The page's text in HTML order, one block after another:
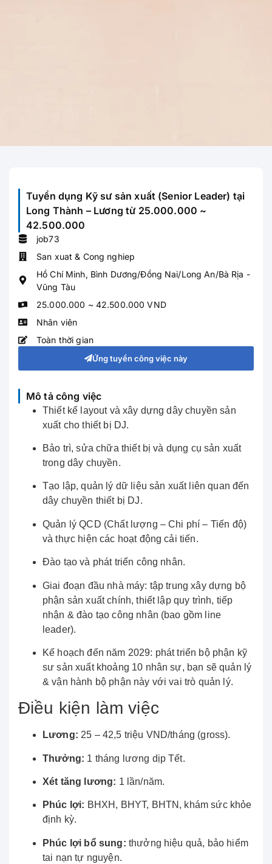
Tuyển dụng Kỹ sư sản xuất (Senior Leader) tại
Long Thành – Lương từ 25.000.000 ~
42.500.000
job73
San xuat & Cong nghiep
Hồ Chí Minh, Bình Dương/Đồng Nai/Long An/Bà Rịa -
Vũng Tàu
25.000.000 ~ 42.500.000 VND
Nhân viên
Toàn thời gian
Ứng tuyển công việc này
Mô tả công việc
Thiết kế layout và xây dựng dây chuyền sản
xuất cho thiết bị DJ.
Bảo trì, sửa chữa thiết bị và dụng cụ sản xuất
trong dây chuyền.
Tạo lập, quản lý dữ liệu sản xuất liên quan đến
dây chuyền thiết bị DJ.
Quản lý QCD (Chất lượng – Chi phí – Tiến độ)
và thực hiện các hoạt động cải tiến.
Đào tạo và phát triển công nhân.
Giai đoạn đầu nhà máy: tập trung xây dựng bộ
phận sản xuất chính, thiết lập quy trình, tiếp
nhận & đào tạo công nhân (bao gồm line
leader).
Kế hoạch đến năm 2029: phát triển bộ phận kỹ
sư sản xuất khoảng 10 nhân sự, bạn sẽ quản lý
& vận hành bộ phận này với vai trò quản lý.
Điều kiện làm việc
Lương: 25 – 42,5 triệu VND/tháng (gross).
Thưởng: 1 tháng lương dịp Tết.
Xét tăng lương: 1 lần/năm.
Phúc lợi: BHXH, BHYT, BHTN, khám sức khỏe
định kỳ.
Phúc lợi bổ sung: thưởng hiệu quả, bảo hiểm
tai nạn tự nguyện.